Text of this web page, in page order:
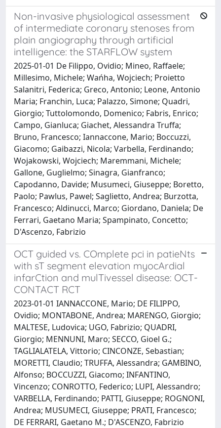
Non-invasive physiological assessment
of intermediate coronary stenoses from
plain angiography through artificial
intelligence: the STARFLOW system
2025-01-01 De Filippo, Ovidio; Mineo, Raffaele;
Millesimo, Michele; Wańha, Wojciech; Proietto
Salanitri, Federica; Greco, Antonio; Leone, Antonio
Maria; Franchin, Luca; Palazzo, Simone; Quadri,
Giorgio; Tuttolomondo, Domenico; Fabris, Enrico;
Campo, Gianluca; Giachet, Alessandra Truffa;
Bruno, Francesco; Iannaccone, Mario; Boccuzzi,
Giacomo; Gaibazzi, Nicola; Varbella, Ferdinando;
Wojakowski, Wojciech; Maremmani, Michele;
Gallone, Guglielmo; Sinagra, Gianfranco;
Capodanno, Davide; Musumeci, Giuseppe; Boretto,
Paolo; Pawlus, Pawel; Saglietto, Andrea; Burzotta,
Francesco; Aldinucci, Marco; Giordano, Daniela; De
Ferrari, Gaetano Maria; Spampinato, Concetto;
D'Ascenzo, Fabrizio
OCT guided vs. COmplete pci in patieNts
with sT segment elevation myocArdial
infarCtion and mulTivessel disease: OCT-
CONTACT RCT
2023-01-01 IANNACCONE, Mario; DE FILIPPO,
Ovidio; MONTABONE, Andrea; MARENGO, Giorgio;
MALTESE, Ludovica; UGO, Fabrizio; QUADRI,
Giorgio; MENNUNI, Maro; SECCO, Gioel G.;
TAGLIALATELA, Vittorio; CINCONZE, Sebastian;
MORETTI, Claudio; TRUFFA, Alessandra; GAMBINO,
Alfonso; BOCCUZZI, Giacomo; INFANTINO,
Vincenzo; CONROTTO, Federico; LUPI, Alessandro;
VARBELLA, Ferdinando; PATTI, Giuseppe; ROGNONI,
Andrea; MUSUMECI, Giuseppe; PRATI, Francesco;
DE FERRARI, Gaetano M.; D'ASCENZO, Fabrizio